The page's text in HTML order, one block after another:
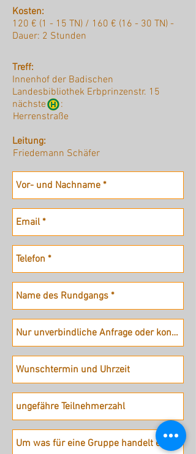
Kosten:
120 € (1 - 15 TN) / 160 € (16 - 30 TN) -
Dauer: 2 Stunden
Treff:
Innenhof der Badischen
Landesbibliothek Erbprinzenstr. 15
nächste :
Herrenstraße
Leitung:
Friedemann Schäfer